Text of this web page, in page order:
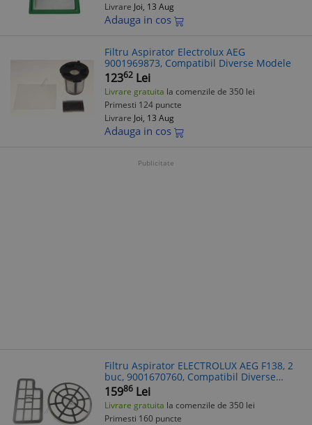
Livrare Joi, 13 Aug
Adauga in cos
Filtru Aspirator Electrolux AEG
9001969873, Compatibil Diverse Modele
12362 Lei
Livrare gratuita la comenzile de 350 lei
Primesti 124 puncte
Livrare Joi, 13 Aug
Adauga in cos
Publicitate
Filtru Aspirator ELECTROLUX AEG F138, 2
buc, 9001670760, Compatibil Diverse
Modele
15986 Lei
Livrare gratuita la comenzile de 350 lei
Primesti 160 puncte